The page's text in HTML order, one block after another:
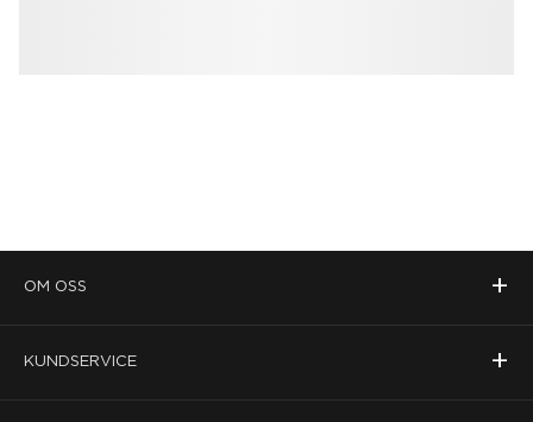
OM OSS +
KUNDSERVICE +